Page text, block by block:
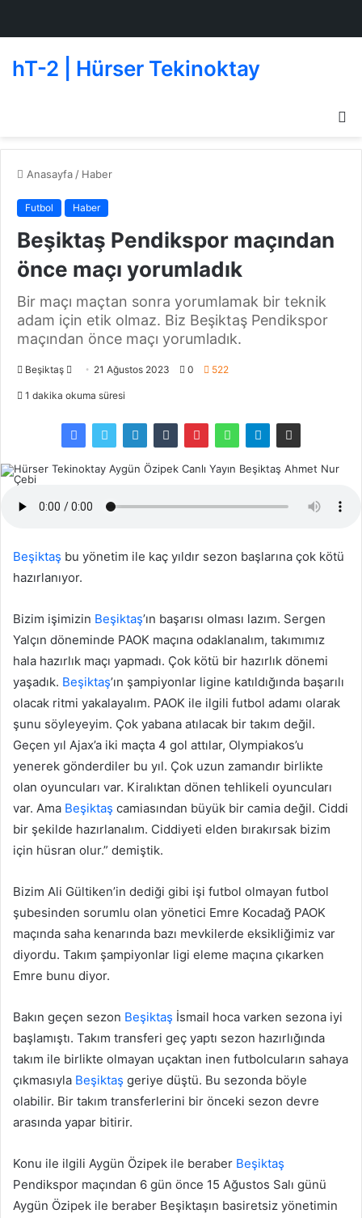
hT-2 | Hürser Tekinoktay
Anasayfa / Haber
Futbol Haber
Beşiktaş Pendikspor maçından
önce maçı yorumladık
Bir maçı maçtan sonra yorumlamak bir teknik
adam için etik olmaz. Biz Beşiktaş Pendikspor
maçından önce maçı yorumladık.
Beşiktaş
w
t
t
e
'
t
a
i
p
e
d
i
n
21 Ağustos 2023 0 522
1 dakika okuma süresi
Beşiktaş bu yönetim ile kaç yıldır sezon başlarına çok kötü
hazırlanıyor.
Bizim işimizin Beşiktaş’ın başarısı olması lazım. Sergen
Yalçın döneminde PAOK maçına odaklanalım, takımımız
hala hazırlık maçı yapmadı. Çok kötü bir hazırlık dönemi
yaşadık. Beşiktaş’ın şampiyonlar ligine katıldığında başarılı
olacak ritmi yakalayalım. PAOK ile ilgili futbol adamı olarak
şunu söyleyeyim. Çok yabana atılacak bir takım değil.
Geçen yıl Ajax’a iki maçta 4 gol attılar, Olympiakos’u
yenerek gönderdiler bu yıl. Çok uzun zamandır birlikte
olan oyuncuları var. Kiralıktan dönen tehlikeli oyuncuları
var. Ama Beşiktaş camiasından büyük bir camia değil. Ciddi
bir şekilde hazırlanalım. Ciddiyeti elden bırakırsak bizim
için hüsran olur.” demiştik.
Bizim Ali Gültiken’in dediği gibi işi futbol olmayan futbol
şubesinden sorumlu olan yönetici Emre Kocadağ PAOK
maçında saha kenarında bazı mevkilerde eksikliğimiz var
diyordu. Takım şampiyonlar ligi eleme maçına çıkarken
Emre bunu diyor.
Bakın geçen sezon Beşiktaş İsmail hoca varken sezona iyi
başlamıştı. Takım transferi geç yaptı sezon hazırlığında
takım ile birlikte olmayan uçaktan inen futbolcuların sahaya
çıkmasıyla Beşiktaş geriye düştü. Bu sezonda böyle
olabilir. Bir takım transferlerini bir önceki sezon devre
arasında yapar bitirir.
Konu ile ilgili Aygün Özipek ile beraber Beşiktaş
Pendikspor maçından 6 gün önce 15 Ağustos Salı günü
Aygün Özipek ile beraber Beşiktaşın basiretsiz yönetimin